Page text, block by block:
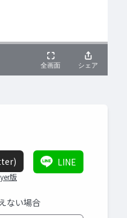
版
LINE
ない場合